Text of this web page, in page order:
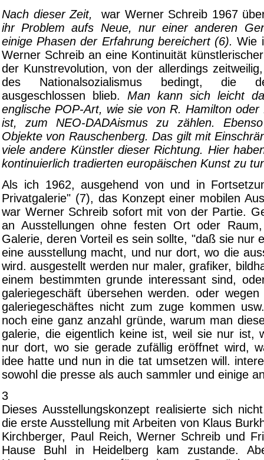
Nach dieser Zeit,
war Werner Schreib 1967
ihr Problem aufs Neue, nur einer anderen
einige Phasen der Erfahrung bereichert (6).Wie
Werner Schreib an eine Kontinuität
der Kunstrevolution, von der allerdings
des Nationalsozialismus bedingt, die
ausgeschlossen blieb. Man kann sich leicht
englische POP-Art, wie sie von R. Hamilton oder
ist, zum NEO-DADAismus zu zählen.
Objekte von Rauschenberg. Das gilt mit
viele andere Künstler dieser Richtung. Hier
kontinuierlich tradierten europäischen Kunst zu
Als ich 1962, ausgehend von und in
Privatgalerie" (7), das Konzept einer mobilen
war Werner Schreib sofort mit von der Partie.
an Ausstellungen ohne festen Ort oder
Galerie, deren Vorteil es sein sollte, "daß sie nur
eine ausstellung macht, und nur dort, wo die
wird. ausgestellt werden nur maler, grafiker,
einem bestimmten grunde interessant sind,
galeriegeschäft übersehen werden. oder wegen
galeriegeschäftes nicht zum zuge kommen
noch eine ganz anzahl gründe, warum man
galerie, die eigentlich keine ist, weil sie nur ist,
nur dort, wo sie gerade zufällig eröffnet wird,
idee hatte und nun in die tat umsetzen will.
sowohl die presse als auch sammler und einige
3
Dieses Ausstellungskonzept realisierte sich
die erste Ausstellung mit Arbeiten von Klaus
Kirchberger, Paul Reich, Werner Schreib und
Hause Buhl in Heidelberg kam zustande.